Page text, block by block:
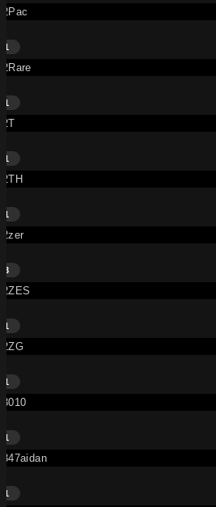
2Pac
1
2Rare
1
2T
1
2TH
1
2zer
3
2ZES
1
2ZG
1
3010
1
347aidan
1